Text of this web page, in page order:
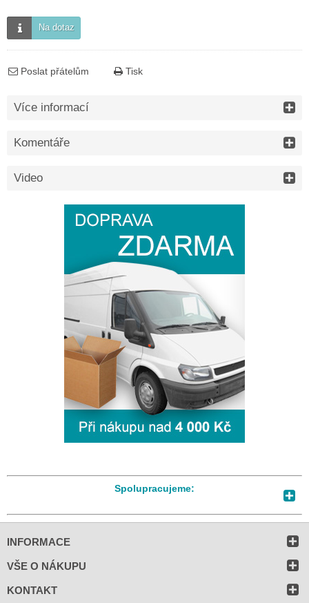
Na dotaz
Poslat přátelům Tisk
Více informací
Komentáře
Video
Spolupracujeme:
INFORMACE
VŠE O NÁKUPU
KONTAKT